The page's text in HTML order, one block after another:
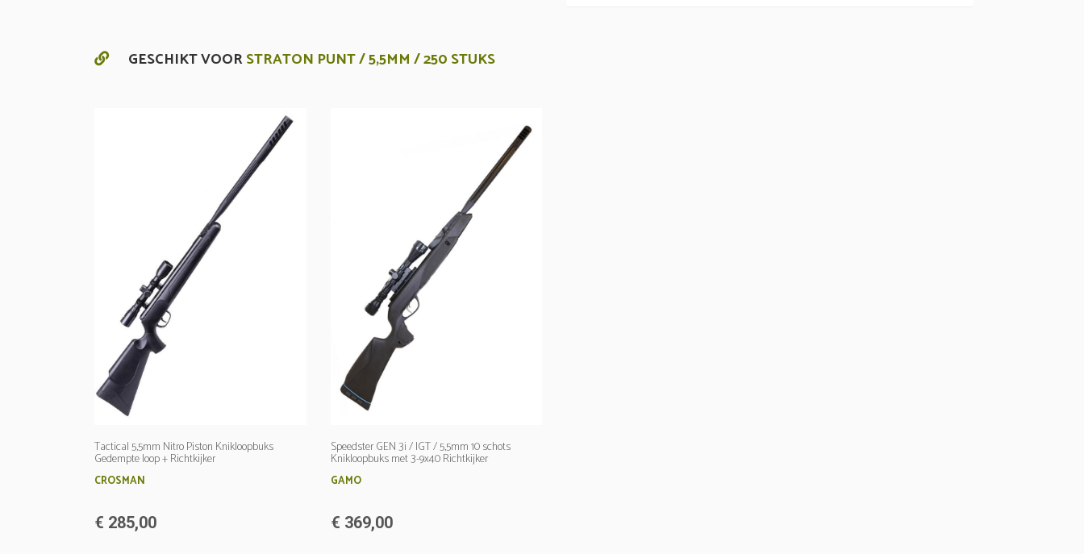
GESCHIKT VOOR STRATON PUNT / 5,5MM / 250 STUKS
Tactical 5,5mm Nitro Piston Knikloopbuks
Gedempte loop + Richtkijker
CROSMAN
€ 285,00
Speedster GEN 3i / IGT / 5,5mm 10 schots
Knikloopbuks met 3-9x40 Richtkijker
GAMO
€ 369,00